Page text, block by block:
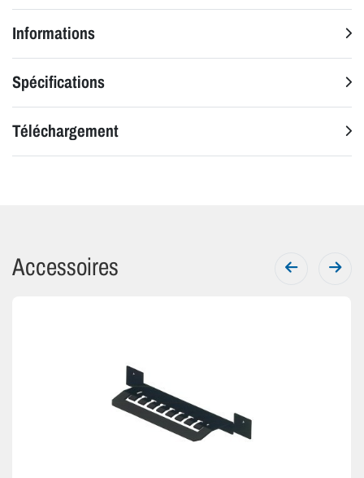
Informations
Spécifications
Téléchargement
Accessoires